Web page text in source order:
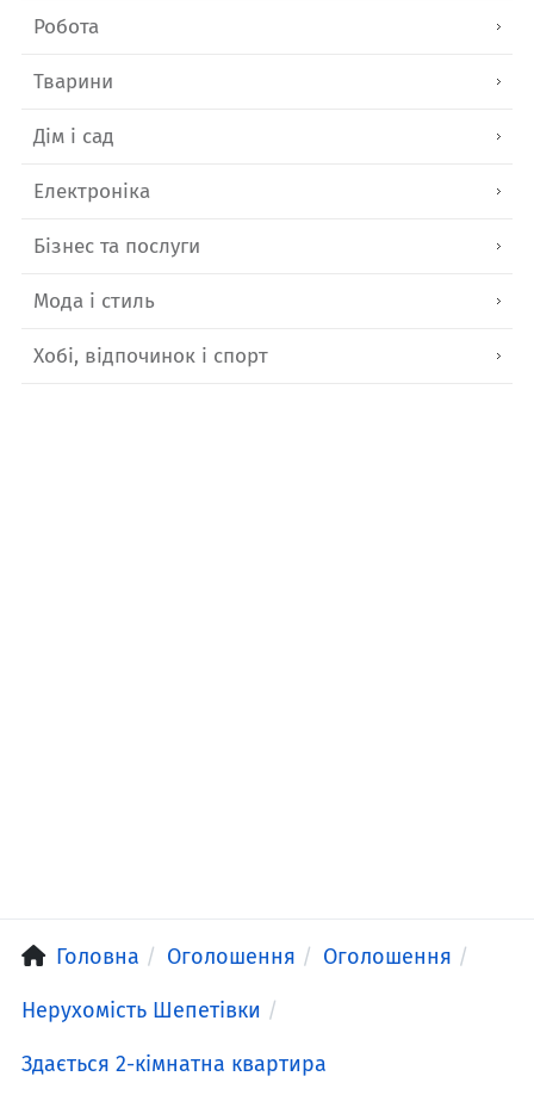
Робота
Тварини
Дім і сад
Електроніка
Бізнес та послуги
Мода і стиль
Хобі, відпочинок і спорт
Головна Оголошення Оголошення
Нерухомість Шепетівки
Здається 2-кімнатна квартира